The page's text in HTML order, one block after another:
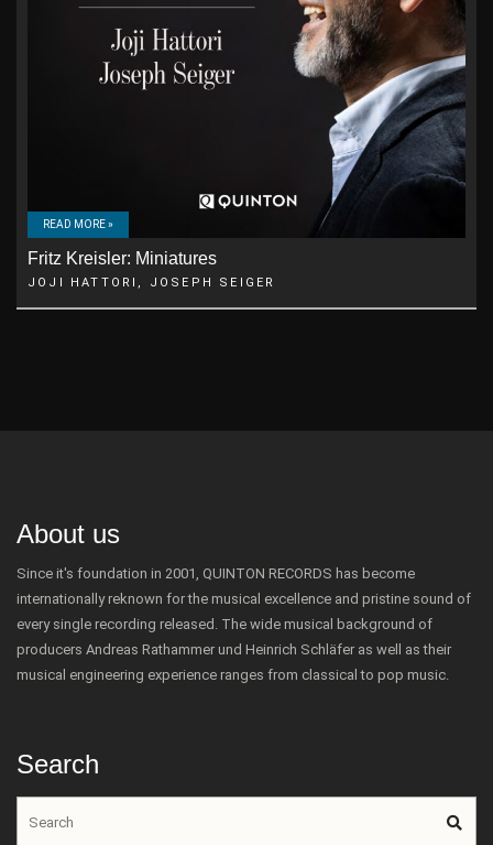
READ MORE »
Fritz Kreisler: Miniatures
JOJI HATTORI, JOSEPH SEIGER
About us
Since it's foundation in 2001, QUINTON RECORDS has become
internationally reknown for the musical excellence and pristine sound of
every single recording released. The wide musical background of
producers Andreas Rathammer und Heinrich Schläfer as well as their
musical engineering experience ranges from classical to pop music.
Search